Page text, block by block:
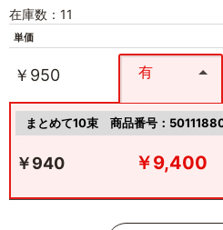
在庫数：11
単価
￥950 有
まとめて10束 商品番号：
￥940 ￥9,400